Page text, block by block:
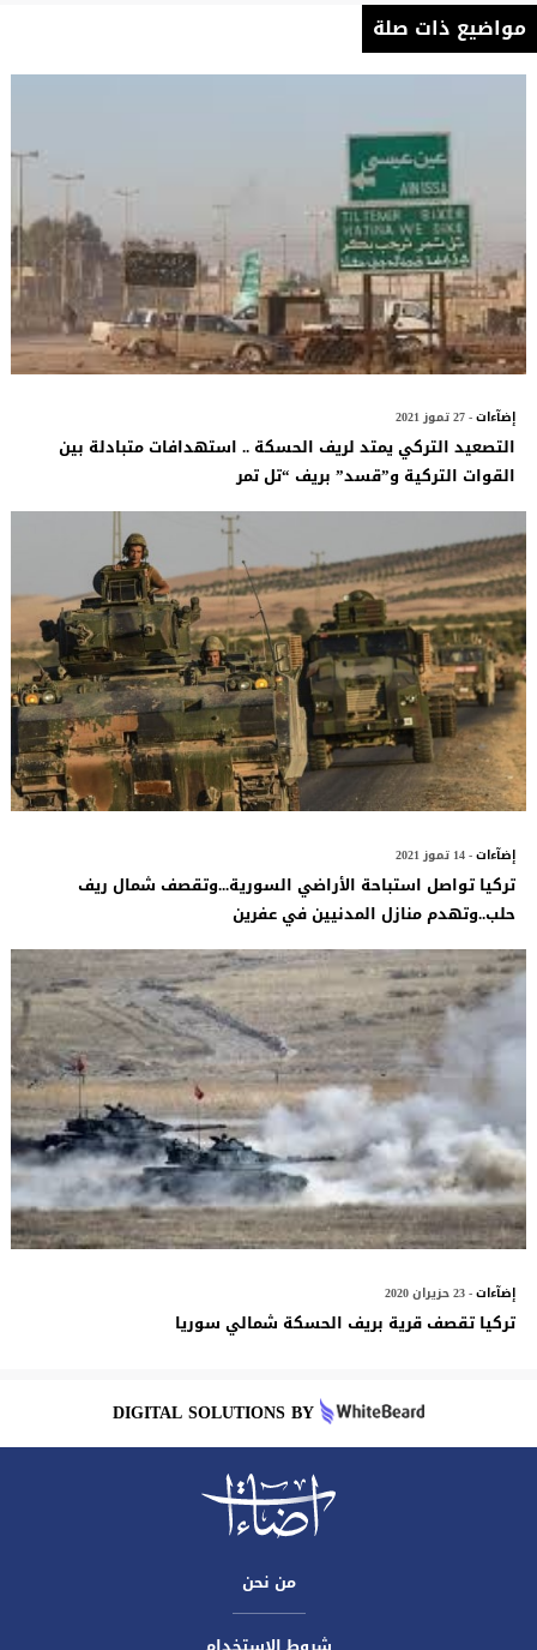
مواضيع ذات صلة
إضآءات- 27 تموز 2021
التصعيد التركي يمتد لريف الحسكة .. استهدافات متبادلة بين
القوات التركية و”قسد” بريف “تل تمر
إضآءات- 14 تموز 2021
تركيا تواصل استباحة الأراضي السورية...وتقصف شمال ريف
حلب..وتهدم منازل المدنيين في عفرين
إضآءات- 23 حزيران 2020
تركيا تقصف قرية بريف الحسكة شمالي سوريا
DIGITAL SOLUTIONS BY
من نحن